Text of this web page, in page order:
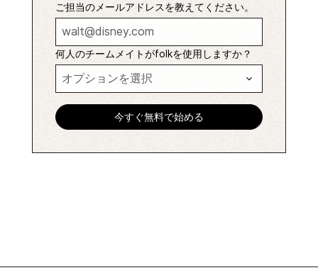
ご担当のメールアドレスを教えてください。
何人のチームメイトがfolkを使用しますか？